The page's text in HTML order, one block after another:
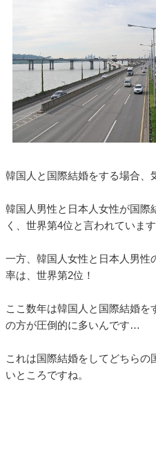
韓国人と国際結婚をする場合、
韓国人男性と日本人女性が国際
く、世界第4位と言われていま
一方、韓国人女性と日本人男性
率は、世界第2位！
ここ数年は韓国人と国際結婚
の方が圧倒的に多いんです…
これは国際結婚をしてどちらの
いところですね。